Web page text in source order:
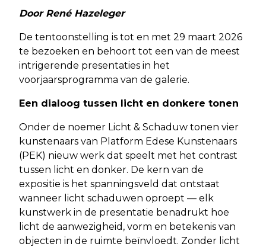
Door René Hazeleger
De tentoonstelling is tot en met 29 maart 2026
te bezoeken en behoort tot een van de meest
intrigerende presentaties in het
voorjaarsprogramma van de galerie.
Een dialoog tussen licht en donkere tonen
Onder de noemer Licht & Schaduw tonen vier
kunstenaars van Platform Edese Kunstenaars
(PEK) nieuw werk dat speelt met het contrast
tussen licht en donker. De kern van de
expositie is het spanningsveld dat ontstaat
wanneer licht schaduwen oproept — elk
kunstwerk in de presentatie benadrukt hoe
licht de aanwezigheid, vorm en betekenis van
objecten in de ruimte beïnvloedt. Zonder licht